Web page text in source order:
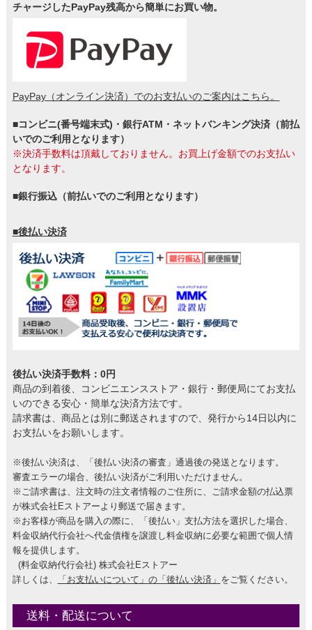
チャージしたPayPay残高から簡単にお買い物。
PayPay（オンライン決済）でのお支払いのご案内はこちら。
■コンビニ(番号端末式)・銀行ATM・ネットバンキング決済（前払
いでのご利用となります）
※決済手数料は頂戴しておりません。お買上げ金額でのお支払い
となります。
■銀行振込（前払いでのご利用となります）
■後払い決済
後払い決済手数料：0円
商品の到着後、コンビニエンスストア・銀行・郵便局にてお支払
いのできる安心・簡単な決済方法です。
請求書は、商品とは別に郵送されますので、発行から14日以内に
お支払いをお願いします。
※後払い決済は、「後払い決済の審査」通過後の発送となります。
審査エラーの場合、後払い決済がご利用いただけません。
※ご請求書は、注文時の注文者情報のご住所に、ご請求金額の払込票
が株式会社Eストアーより郵送で届きます。
※お客様が商品を購入の際に、「後払い」支払方法を選択した場合、
料金収納代行会社へ代金債権を譲渡し料金収納に必要な範囲で個人情
報を提供します。
(料金収納代行会社) 株式会社Eストアー
詳しくは、
「お支払いについて」の「後払い決済」 をご覧ください。
送料・配送について